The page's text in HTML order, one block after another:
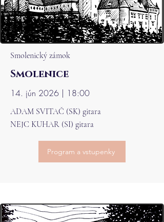
Smolenický zámok
Smolenice
14. jún 2026 | 18:00
ADAM SVITAČ (SK) gitara
NEJC KUHAR (SI) gitara
Program a vstupenky